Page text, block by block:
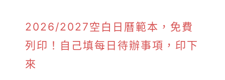
2026/2027空白日曆範本，免費
列印！自己填每日待辦事項，印下
來